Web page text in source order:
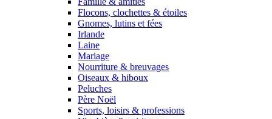
Flocons, clochettes & étoiles
Gnomes, lutins et fées
Irlande
Laine
Mariage
Nourriture & breuvages
Oiseaux & hiboux
Peluches
Père Noël
Sports, loisirs & professions